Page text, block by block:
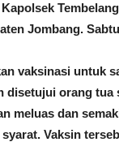
Jombang.
vaksinasi untuk
disetujui orang
meluas dan
Vaksin